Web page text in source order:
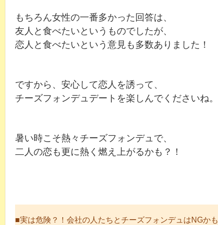
もちろん女性の一番多かった回答は、
友人と食べたいというものでしたが、
恋人と食べたいという意見も多数ありました！
ですから、安心して恋人を誘って、
チーズフォンデュデートを楽しんでくださいね。
暑い時こそ熱々チーズフォンデュで、
二人の恋も更に熱く燃え上がるかも？！
■実は危険？！会社の人たちとチーズフォンデュはNGかも